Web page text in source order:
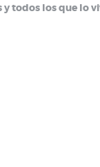
y todos los que lo